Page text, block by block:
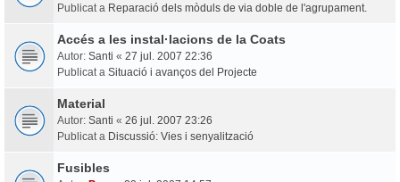
Publicat a Reparació dels mòduls de via doble de l'agrupament.
Accés a les instal·lacions de la Coats
Autor: Santi « 27 jul. 2007 22:36
Publicat a Situació i avanços del Projecte
Material
Autor: Santi « 26 jul. 2007 23:26
Publicat a Discussió: Vies i senyalització
Fusibles